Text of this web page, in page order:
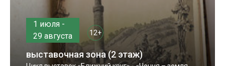
1 июля -
29 августа
12+
выставочная зона (2 этаж)